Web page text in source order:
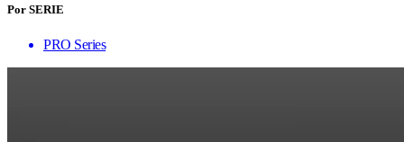
Por SERIE
PRO Series